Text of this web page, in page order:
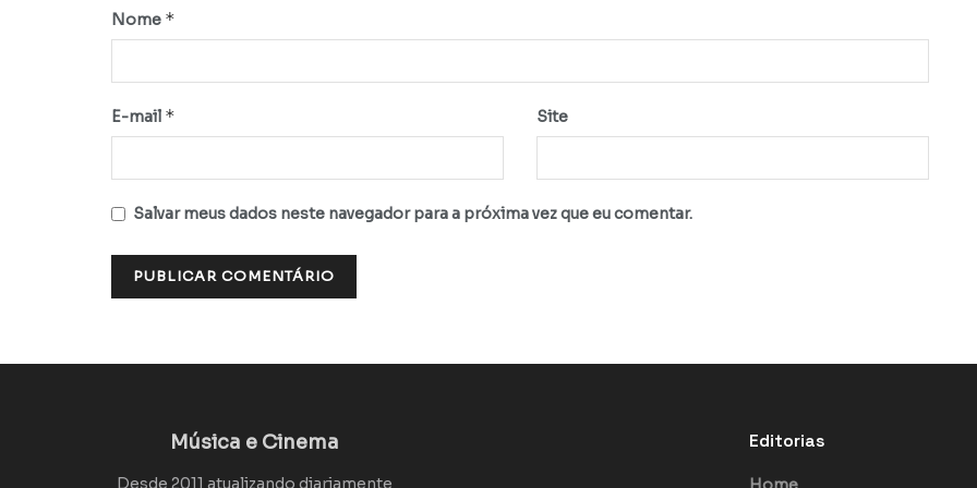
Nome *
E-mail * Site
Salvar meus dados neste navegador para a próxima vez que eu comentar.
Música e Cinema
Desde 2011 atualizando diariamente
Editorias